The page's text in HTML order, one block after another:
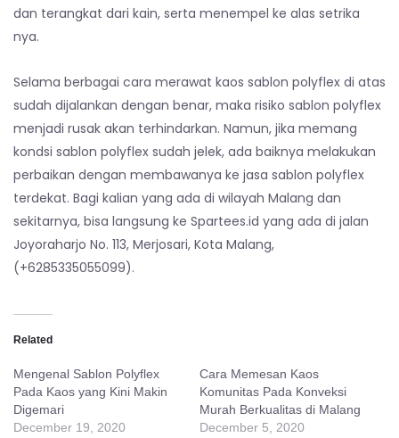
dan terangkat dari kain, serta menempel ke alas setrika
nya.
Selama berbagai cara merawat kaos sablon polyflex di atas
sudah dijalankan dengan benar, maka risiko sablon polyflex
menjadi rusak akan terhindarkan. Namun, jika memang
kondsi sablon polyflex sudah jelek, ada baiknya melakukan
perbaikan dengan membawanya ke jasa sablon polyflex
terdekat. Bagi kalian yang ada di wilayah Malang dan
sekitarnya, bisa langsung ke Spartees.id yang ada di jalan
Joyoraharjo No. 113, Merjosari, Kota Malang,
(+6285335055099).
Related
Mengenal Sablon Polyflex
Pada Kaos yang Kini Makin
Digemari
December 19, 2020
Cara Memesan Kaos
Komunitas Pada Konveksi
Murah Berkualitas di Malang
December 5, 2020